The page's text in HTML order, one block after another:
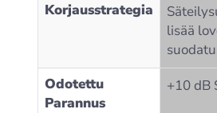
Korjausstrategia
lisää
Odotettu
Parannus
+10 dB